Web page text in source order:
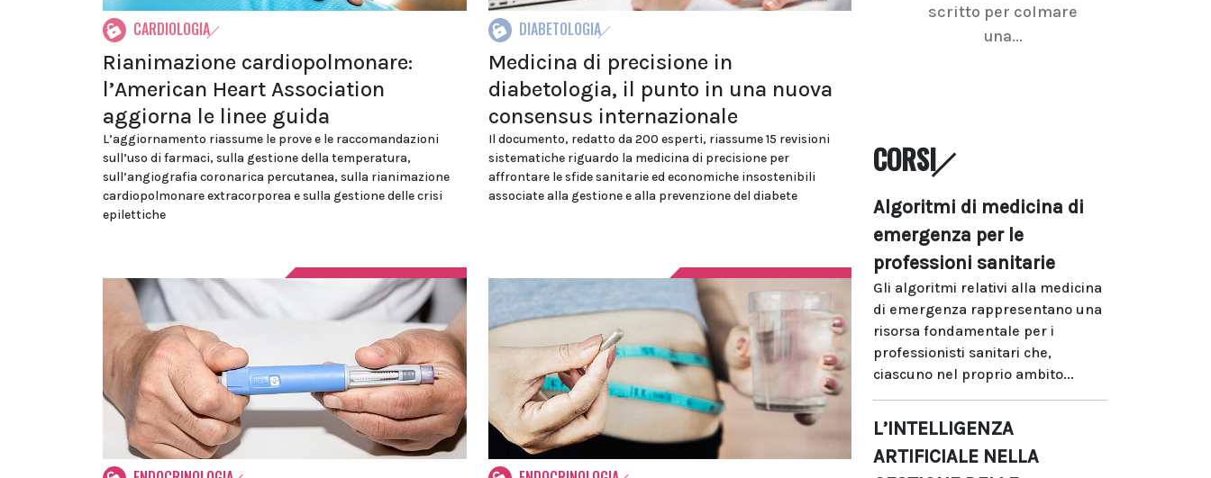
CARDIOLOGIA
Rianimazione cardiopolmonare:
l’American Heart Association
aggiorna le linee guida
L’aggiornamento riassume le prove e le raccomandazioni
sull’uso di farmaci, sulla gestione della temperatura,
sull’angiografia coronarica percutanea, sulla rianimazione
cardiopolmonare extracorporea e sulla gestione delle crisi
epilettiche
DIABETOLOGIA
Medicina di precisione in
diabetologia, il punto in una nuova
consensus internazionale
Il documento, redatto da 200 esperti, riassume 15 revisioni
sistematiche riguardo la medicina di precisione per
affrontare le sfide sanitarie ed economiche insostenibili
associate alla gestione e alla prevenzione del diabete
scritto per colmare
una...
CORSI
Algoritmi di medicina di
emergenza per le
professioni sanitarie
Gli algoritmi relativi alla medicina
di emergenza rappresentano una
risorsa fondamentale per i
professionisti sanitari che,
ciascuno nel proprio ambito...
L’INTELLIGENZA
ARTIFICIALE NELLA